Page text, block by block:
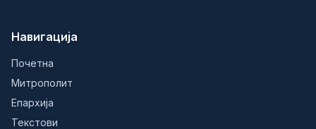
Навигација
Почетна
Митрополит
Епархија
Текстови